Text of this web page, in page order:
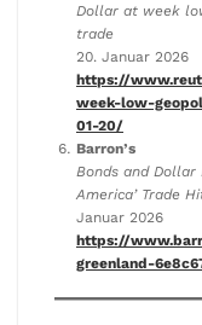
Dollar at week
trade
20. Januar 2026
https://
week-low-
01-20/
Barron’s
Bonds and
America’ Trade
Januar 2026
https://
greenland-